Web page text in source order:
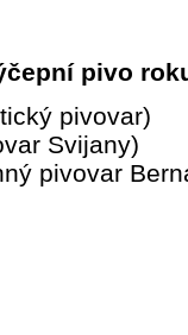
pivo
pivovar)
Svijany)
pivovar